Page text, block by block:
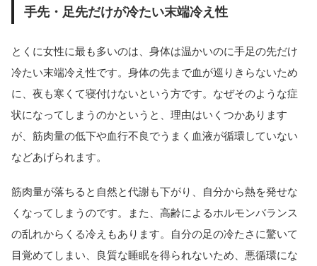
手先・足先だけが冷たい末端冷え性
とくに女性に最も多いのは、身体は温かいのに手足の先だけ
冷たい末端冷え性です。身体の先まで血が巡りきらないため
に、夜も寒くて寝付けないという方です。なぜそのような症
状になってしまうのかというと、理由はいくつかあります
が、筋肉量の低下や血行不良でうまく血液が循環していない
などあげられます。
筋肉量が落ちると自然と代謝も下がり、自分から熱を発せな
くなってしまうのです。また、高齢によるホルモンバランス
の乱れからくる冷えもあります。自分の足の冷たさに驚いて
目覚めてしまい、良質な睡眠を得られないため、悪循環にな